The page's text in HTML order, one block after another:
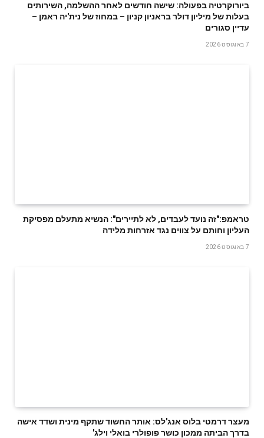
ביורוקרטיה בפעולה: שישה חודשים לאחר ההשלמה, השירותים
בעלות של מיליון דולר בראניון קניון – במחוז של נית'יה ראמן –
עדיין סגורים
7 באוגוסט 2026
טראמפ:"זה נועד לעבדים, לא לתיירים": הנשיא מתעלם מפסיקת
העליון וחותם על צווים נגד אזרחות מלידה
7 באוגוסט 2026
מעצר דרמטי בלוס אנג'לס: אותר החשוד שתקף מינית ושדד אישה
בדרך הביתה ממכון כושר פופולרי בואלי וילג'